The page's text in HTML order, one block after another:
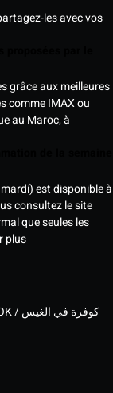
les avec vos
grâce aux meilleures
comme IMAX ou
au Maroc, à
est disponible à
consultez le site
que seules les
plus
DREAM CHOK / كوفرة في الغيس